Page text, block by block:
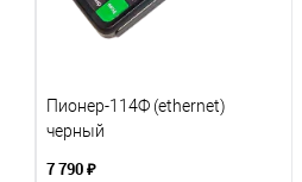
Пионер-114Ф (ethernet)
черный
7 790 ₽